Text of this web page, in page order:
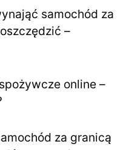
samochód za
–
online –
za granicą